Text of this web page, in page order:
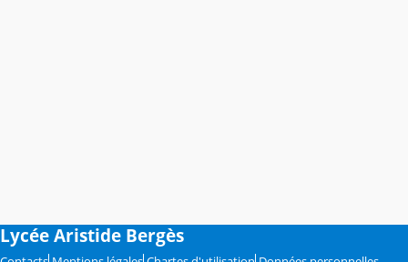
Lycée Aristide Bergès